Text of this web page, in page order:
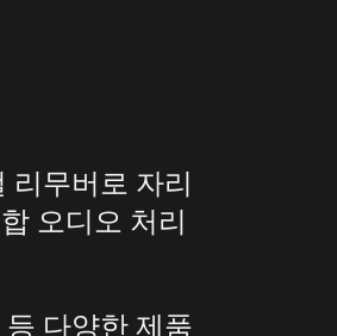
리무버로 자리
오디오 처리
다양한 제품